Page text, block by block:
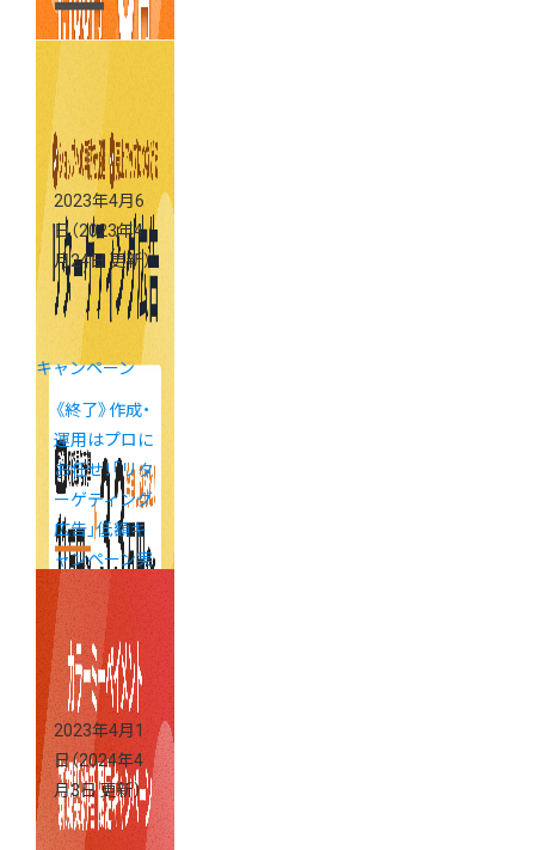
2023年4月6
日（2023年4
月24日 更新）
キャンペーン
《終了》作成・
運用はプロに
お任せ！「リタ
ーゲティング
広告」低額キ
ャンペーン実
施中
2023年4月1
日（2024年4
月3日 更新）